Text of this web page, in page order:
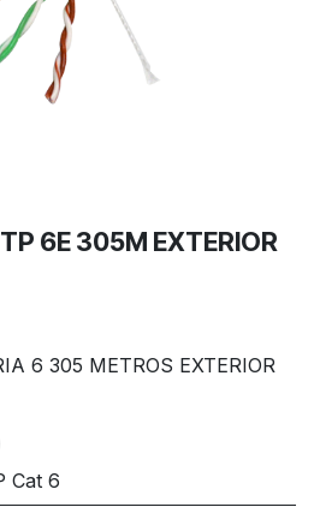
6E 305M EXTERIOR
6 305 METROS EXTERIOR
Cat 6